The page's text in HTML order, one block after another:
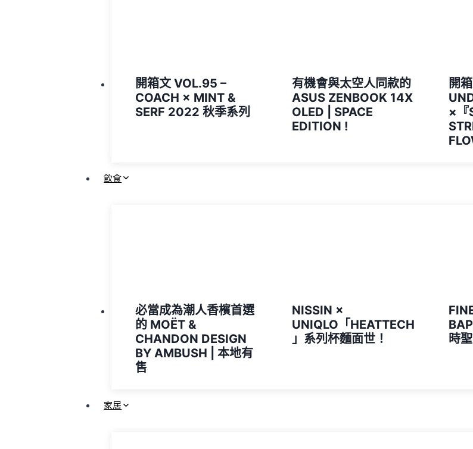
開箱文 VOL.95 –
COACH × MINT &
SERF 2022 秋季系列
有機會與太空人同款的
ASUS ZENBOOK 14X
OLED | SPACE
EDITION !
開
×『
飲食
必當成為潮人香檳首選
的 MOËT &
CHANDON DESIGN
BY AMBUSH | 本地有
售
NISSIN ×
UNIQLO「HEATTECH
」系列杯麵面世！
時
家居